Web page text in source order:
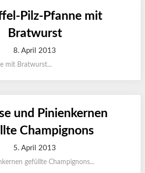
Pilz-Pfanne mit
Bratwurst
8. April 2013
mit Bratwurst...
und Pinienkernen
Champignons
5. April 2013
gefüllte Champignons...